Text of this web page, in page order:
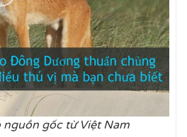
nguồn gốc từ Việt Nam